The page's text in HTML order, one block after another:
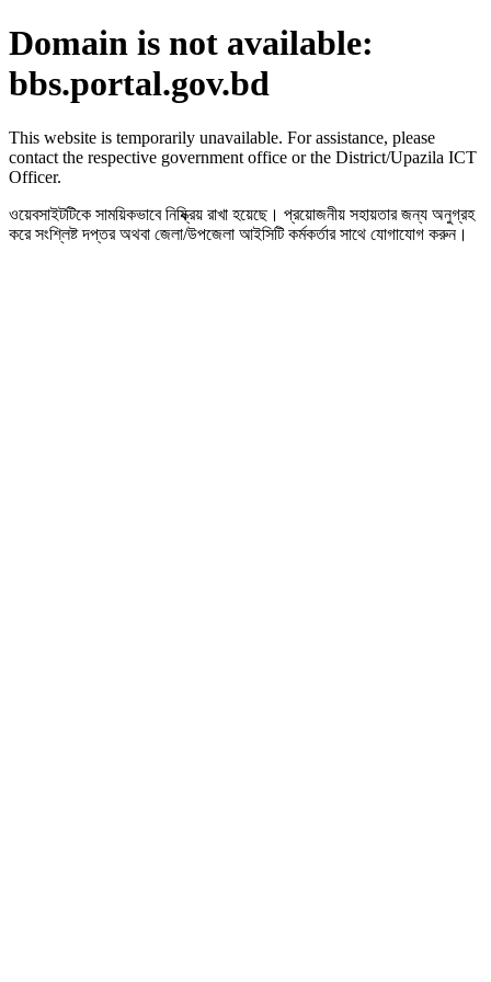
Domain is not available:
bbs.portal.gov.bd
This website is temporarily unavailable. For assistance, please
contact the respective government office or the District/Upazila ICT
Officer.
ওয়েবসাইটটিকে সাময়িকভাবে নিষ্ক্রিয় রাখা হয়েছে। প্রয়োজনীয় সহায়তার জন্য অনুগ্রহ
করে সংশ্লিষ্ট দপ্তর অথবা জেলা/উপজেলা আইসিটি কর্মকর্তার সাথে যোগাযোগ করুন।